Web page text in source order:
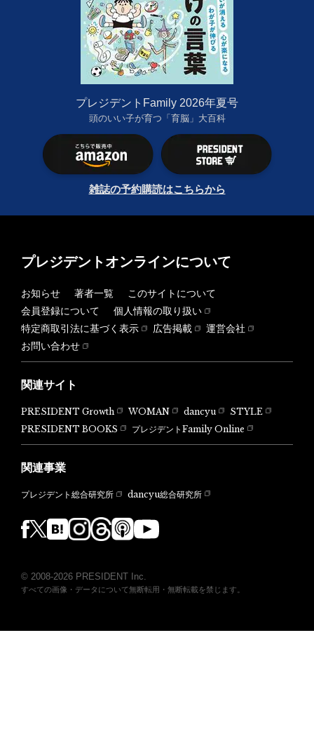
プレジデントFamily 2026年夏号
頭のいい子が育つ「育脳」大百科
雑誌の予約購読はこちらから
プレジデントオンラインについて
お知らせ 著者一覧
このサイトについて
会員登録について
個人情報の取り扱い
特定商取引法に基づく表示
広告掲載
運営会社
お問い合わせ
関連サイト
PRESIDENT Growth WOMAN dancyu
STYLE
PRESIDENT BOOKS
プレジデントFamily Online
関連事業
プレジデント総合研究所 dancyu総合研究所
© 2008-2026 PRESIDENT Inc.
すべての画像・データについて無断転用・無断転載を禁じます。